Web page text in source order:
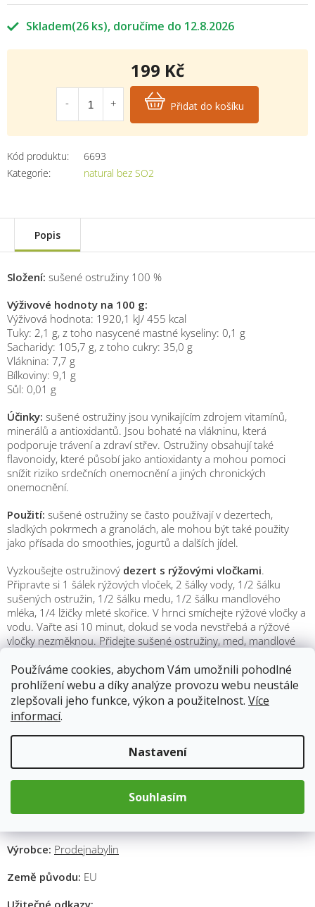
Používáme cookies, abychom Vám umožnili pohodlné
prohlížení webu a díky analýze provozu webu neustále
zlepšovali jeho funkce, výkon a použitelnost. Více
informací.
Nastavení
Souhlasím
Skladem(26 ks) 12.8.2026
Kód produktu:
6693
Kategorie: natural bez SO2
199 Kč
Měrná
cena:
Přidat do košíku
Popis
Složení: sušené ostružiny 100 %
Výživové hodnoty na 100 g:
Výživová hodnota: 1920,1 kJ/ 455 kcal
Tuky: 2,1 g, z toho nasycené mastné kyseliny: 0,1 g
Sacharidy: 105,7 g, z toho cukry: 35,0 g
Vláknina: 7,7 g
Bílkoviny: 9,1 g
Sůl: 0,01 g
Účinky: sušené ostružiny jsou vynikajícím zdrojem vitamínů,
minerálů a antioxidantů. Jsou bohaté na vlákninu, která
podporuje trávení a zdraví střev. Ostružiny obsahují také
flavonoidy, které působí jako antioxidanty a mohou pomoci
snížit riziko srdečních onemocnění a jiných chronických
onemocnění.
Použití: sušené ostružiny se často používají v dezertech,
sladkých pokrmech a granolách, ale mohou být také použity
jako přísada do smoothies, jogurtů a dalších jídel.
Vyzkoušejte ostružinový dezert s rýžovými vločkami.
Připravte si 1 šálek rýžových vloček, 2 šálky vody, 1/2 šálku
sušených ostružin, 1/2 šálku medu, 1/2 šálku mandlového
mléka, 1/4 lžičky mleté skořice. V hrnci smíchejte rýžové vločky a
vodu. Vařte asi 10 minut, dokud se voda nevstřebá a rýžové
vločky nezměknou. Přidejte sušené ostružiny, med, mandlové
dobře nepromíchají a ostružiny nezměknou. Odstavte z ohně a
nechte dezert vychladnout. Podávejte jako studený dezert.
Tento dezert se sušenými ostružinami a rýžovými vločkami je
zdravý a plný chuti. Můžete si ho dopřát jako snídani nebo jako
dezert po obědě.
Doporučená denní dávka:25 - 30 g (cca 1 hrst)
Minimální trvanlivost:3 - 8 měsíců. Skladujte na suchém a
Výrobce: Prodejnabylin
Země původu: EU
Užitečné odkazy: